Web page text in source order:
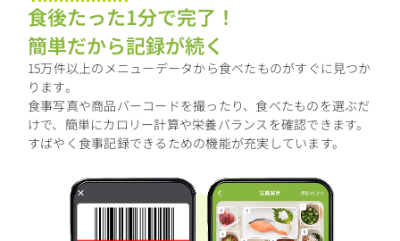
食後たった1分で完了！
簡単だから記録が続く
15万件以上のメニューデータから食べたものがすぐに見つか
ります。
食事写真や商品バーコードを撮ったり、食べたものを選ぶだ
けで、簡単にカロリー計算や栄養バランスを確認できます。
すばやく食事記録できるための機能が充実しています。